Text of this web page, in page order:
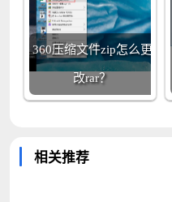
360压缩文件zip怎么更
改rar？
相关推荐